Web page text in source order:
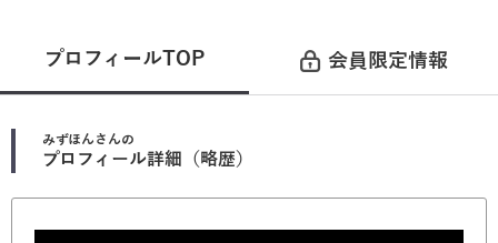
プロフィールTOP 会員限定情報
みずほん さんの
プロフィール詳細（略歴）